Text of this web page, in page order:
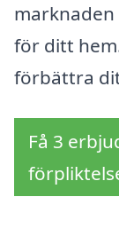
marknaden
för ditt
förbättra
Få 3